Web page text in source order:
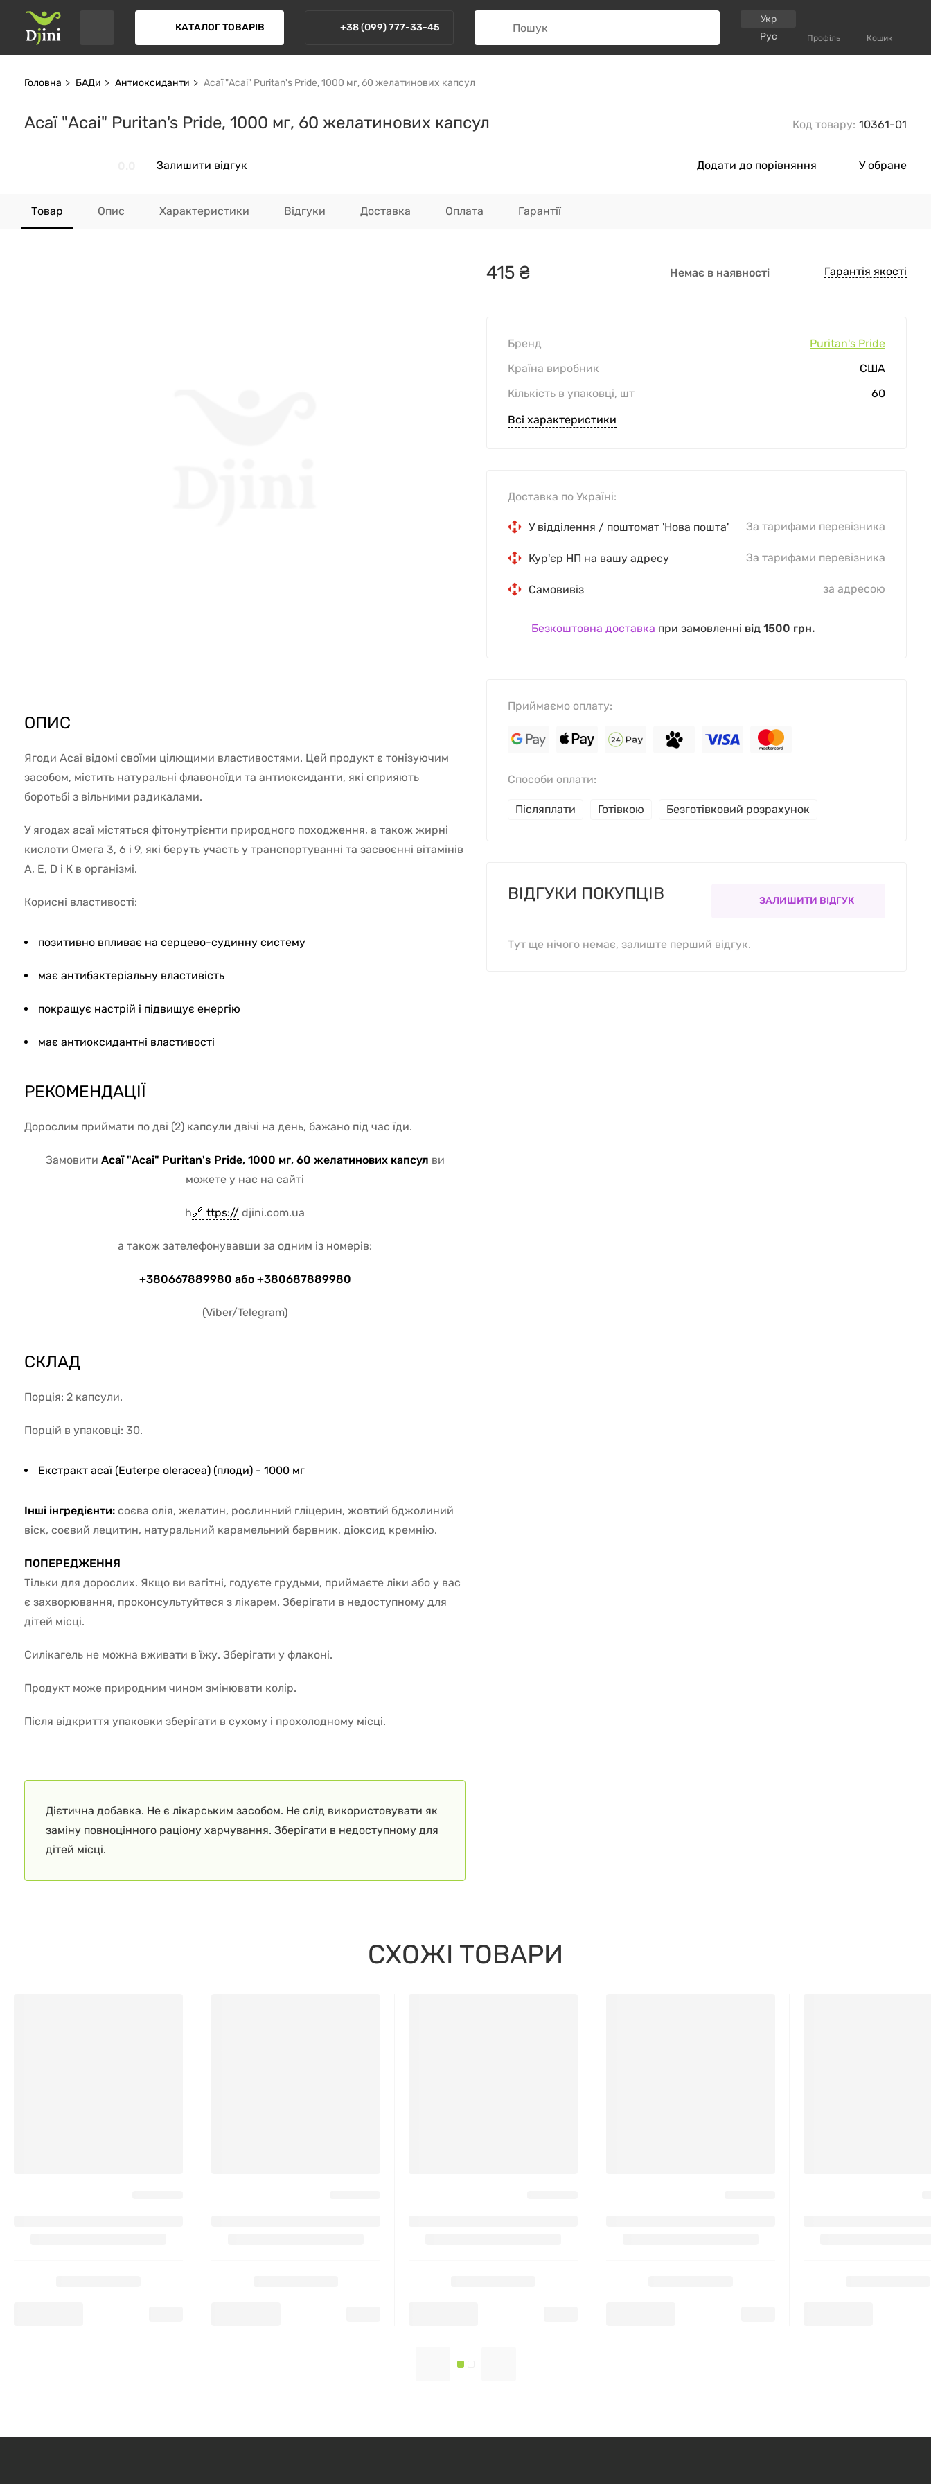
КАТАЛОГ ТОВАРІВ +38 (099) 777-33-45
Укр
Рус
Профіль Кошик
Головна БАДи Антиоксиданти Асаї "Acai" Puritan's Pride, 1000 мг, 60 желатинових капсул
Асаї "Acai" Puritan's Pride, 1000 мг, 60 желатинових капсул Код товару: 10361-01
Залишити відгук Додати до порівняння У обране
Товар Опис Характеристики Відгуки Доставка Оплата Гарантії
Дієтична добавка. Не є лікарським засобом. Не слід використовувати як
заміну повноцінного раціону харчування. Зберігати в недоступному для
дітей місці.
ОПИС
Ягоди Асаї відомі своїми цілющими властивостями. Цей продукт є тонізуючим
засобом, містить натуральні флавоноїди та антиоксиданти, які сприяють
боротьбі з вільними радикалами.
У ягодах асаї містяться фітонутрієнти природного походження, а також жирні
кислоти Омега 3, 6 і 9, які беруть участь у транспортуванні та засвоєнні вітамінів
A, E, D і К в організмі.
Корисні властивості:
позитивно впливає на серцево-судинну систему
має антибактеріальну властивість
покращує настрій і підвищує енергію
має антиоксидантні властивості
РЕКОМЕНДАЦІЇ
Дорослим приймати по дві (2) капсули двічі на день, бажано під час їди.
Замовити Асаї "Acai" Puritan's Pride, 1000 мг, 60 желатинових капсул ви
можете у нас на сайті
h ttps:// djini.com.ua
а також зателефонувавши за одним із номерів:
+380667889980 або +380687889980
(Viber/Telegram)
СКЛАД
Порція: 2 капсули.
Порцій в упаковці: 30.
Екстракт асаї (Euterpe oleracea) (плоди) - 1000 мг
Інші інгредієнти: соєва олія, желатин, рослинний гліцерин, жовтий бджолиний
віск, соєвий лецитин, натуральний карамельний барвник, діоксид кремнію.
ПОПЕРЕДЖЕННЯ
Тільки для дорослих. Якщо ви вагітні, годуєте грудьми, приймаєте ліки або у вас
є захворювання, проконсультуйтеся з лікарем. Зберігати в недоступному для
дітей місці.
Силікагель не можна вживати в їжу. Зберігати у флаконі.
Продукт може природним чином змінювати колір.
Після відкриття упаковки зберігати в сухому і прохолодному місці.
415 ₴ Немає в наявності Гарантія якості
Доставка по Україні:
У відділення / поштомат 'Нова пошта' За тарифами перевізника
Кур'єр НП на вашу адресу За тарифами перевізника
Самовивіз за адресою
Безкоштовна доставка при замовленні від 1500 грн.
Приймаємо оплату:
Способи оплати:
Післяплати Готівкою Безготівковий розрахунок
Бренд
Puritan's Pride
Країна виробник
США
Кількість в упаковці, шт
60
Всі характеристики
ВІДГУКИ ПОКУПЦІВ ЗАЛИШИТИ ВІДГУК
Тут ще нічого немає, залиште перший відгук.
СХОЖІ ТОВАРИ